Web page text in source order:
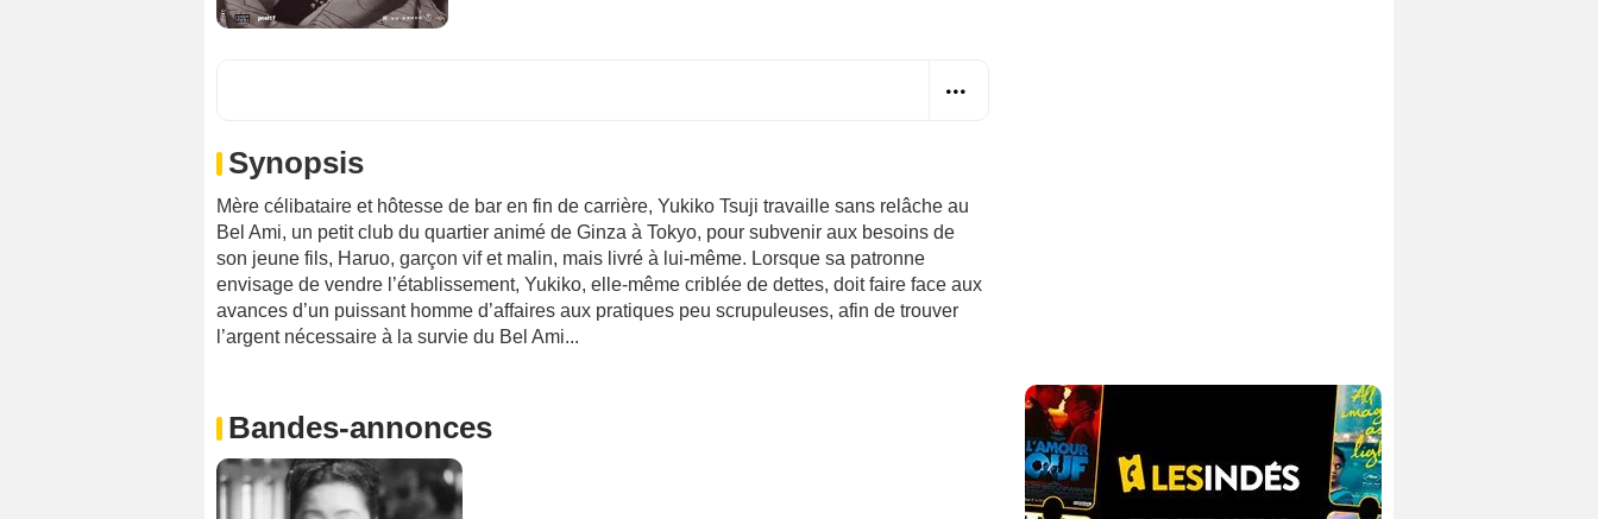
Synopsis
Mère célibataire et hôtesse de bar en fin de carrière, Yukiko Tsuji travaille sans relâche au
Bel Ami, un petit club du quartier animé de Ginza à Tokyo, pour subvenir aux besoins de
son jeune fils, Haruo, garçon vif et malin, mais livré à lui-même. Lorsque sa patronne
envisage de vendre l’établissement, Yukiko, elle-même criblée de dettes, doit faire face aux
avances d’un puissant homme d’affaires aux pratiques peu scrupuleuses, afin de trouver
l’argent nécessaire à la survie du Bel Ami...
Bandes-annonces